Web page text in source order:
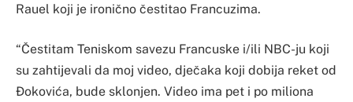
Rauel koji je ironično čestitao Francuzima.
“Čestitam Teniskom savezu Francuske i/ili NBC-ju koji
su zahtijevali da moj video, dječaka koji dobija reket od
Đokovića, bude sklonjen. Video ima pet i po miliona